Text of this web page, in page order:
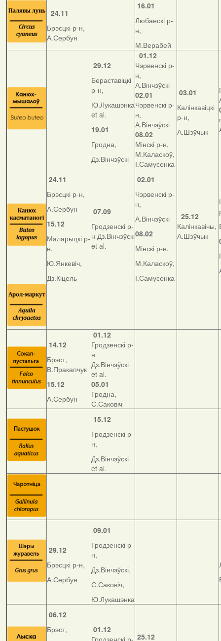
24.11
Брэсцкі р-н,
А.Сербун
16.01
Любанскі р-
н,
М.Верабей
29.12
Бераставіцкі
р-н,
Ю.Лукашэнка
et al.
19.01
Гродна,
Дз.Вінчэўскі
01.12
Чэрвенскі р-
н,
А.Вінчэўскі
02.01
Чэрвенскі р-
н,
А.Вінчэўскі
08.02
Мінскі р-н,
М.Каласкоў,
І.Самусенка
03.01
Калінкавіцкі
р-н,
А.Шэўчык
24.11
Брэсцкі р-н,
А.Сербун
15.12
Маларыцкі р-
н,
Ю.Янкевіч,
Дз.Кіцель
07.09
Гродзенскі р-
н Дз.Вінчэўскі
et al.
02.01
Чэрвенскі р-
н,
А.Вінчэўскі
08.02
Мінскі р-н,
М.Каласкоў,
І.Самусенка
25.12
Калінкавічы,
А.Шэўчык
14.12
Брэст,
В.Пракапчук
15.12
А.Сербун
01.12
Гродзенскі р-
н
Дз.Вінчэўскі
et al.
05.01
Гродна,
С.Саковіч
15.12
Гродзенскі р-
н,
Дз.Вінчэўскі
et al.
29.12
Брэсцкі р-н,
А.Сербун
09.01
Гродзенскі р-
н,
Дз.Вінчэўскі,
С.Саковіч,
Ю.Лукашэнка
06.12
Брэст,
01.12
Гродзенскі р- 25.12